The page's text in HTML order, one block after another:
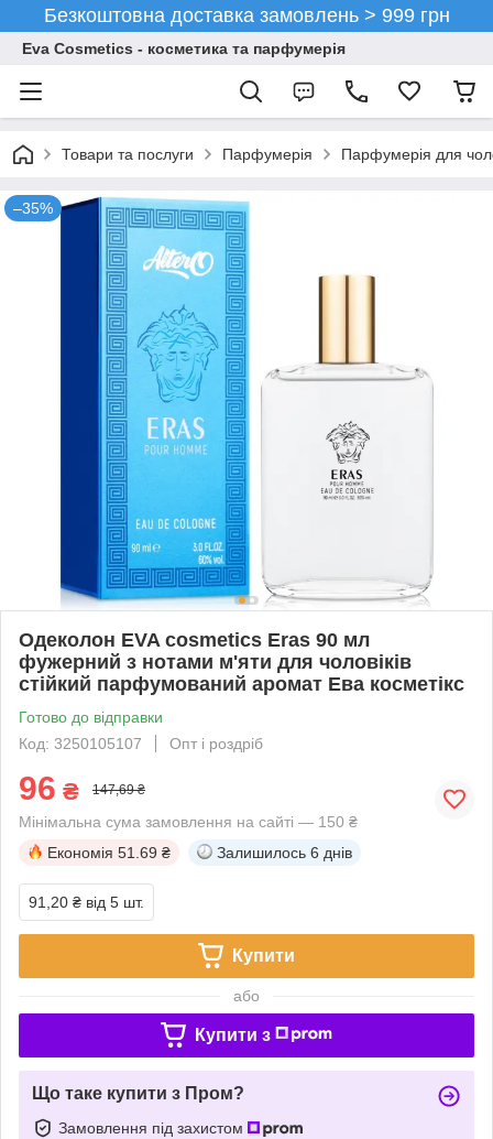
Безкоштовна доставка замовлень > 999 грн
Eva Cosmetics - косметика та парфумерія
Товари та послуги Парфумерія Парфумерія для
–35%
Одеколон EVA cosmetics Eras 90 мл
фужерний з нотами м'яти для чоловіків
стійкий парфумований аромат Ева косметікс
Готово до відправки
Код: 3250105107
Опт і роздріб
96 ₴ 147,69 ₴
Мінімальна сума замовлення на сайті — 150 ₴
Економія 51.69 ₴ Залишилось 6 днів
91,20 ₴ від 5 шт.
Купити
або
Купити з
Що таке купити з Пром?
Замовлення під захистом